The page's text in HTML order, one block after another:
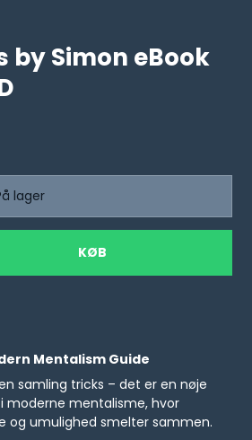
by Simon eBook
lager
KØB
Mentalism Guide
samling tricks – det er en nøje
moderne mentalisme, hvor
og umulighed smelter sammen.